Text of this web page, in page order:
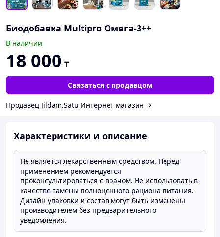
Биодобавка Multipro Омега-3++
В наличии
18 000 ₸
Связаться с продавцом
Продавец Jildam.Satu Интернет магазин
Характеристики и описание
Не является лекарственным средством. Перед
применением рекомендуется
проконсультироваться с врачом. Не использовать в
качестве замены полноценного рациона питания.
Дизайн упаковки и состав могут быть изменены
производителем без предварительного
уведомления.